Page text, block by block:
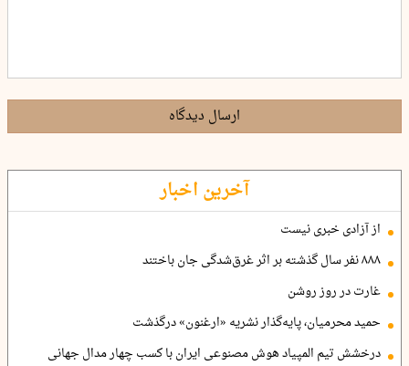
ارسال دیدگاه
آخرین اخبار
از آزادی خبری نیست
۸۸۸ نفر سال گذشته بر اثر غرق‌شدگی جان باختند
غارت در روز روشن
حمید محرمیان، پایه‌گذار نشریه «ارغنون» درگذشت
درخشش تیم المپیاد هوش مصنوعی ایران با کسب چهار مدال جهانی